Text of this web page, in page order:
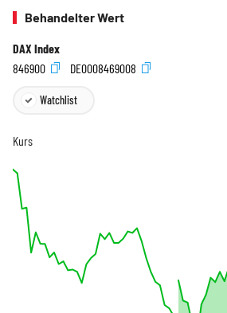
Behandelter Wert
DAX Index
846900
DE0008469008
Watchlist
Kurs